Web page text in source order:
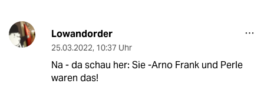
Lowandorder
25.03.2022, 10:37 Uhr
Na - da schau her: Sie -Arno Frank und Perle
waren das!